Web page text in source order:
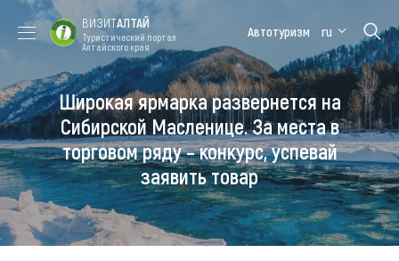
Форум VISIT
ALTAI
Цветение
маральника
Медицинский
форум
Алтайская
зимовка
Туры
Где побывать
Чем заняться
ВИЗИТАЛТАЙ
Туристический портал
Алтайского края
Автотуризм ru
Широкая ярмарка развернется на
Сибирской Масленице. За места в
торговом ряду – конкурс, успевай
заявить товар